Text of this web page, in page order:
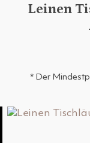
Leinen
* Der